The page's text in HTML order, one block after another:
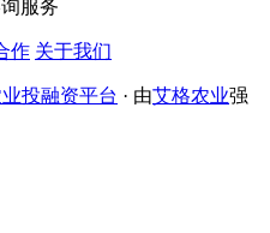
服务
作 关于我们
投融资平台 · 由艾格农业强